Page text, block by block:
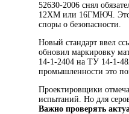
52630-2006 снял
12ХМ или 16ГМЮЧ. Это
споры о безопасности.
Новый стандарт ввел
обновил маркировку
14-1-2404 на ТУ 14-1-
промышленности это
Проектировщики
испытаний. Но для
Важно проверять